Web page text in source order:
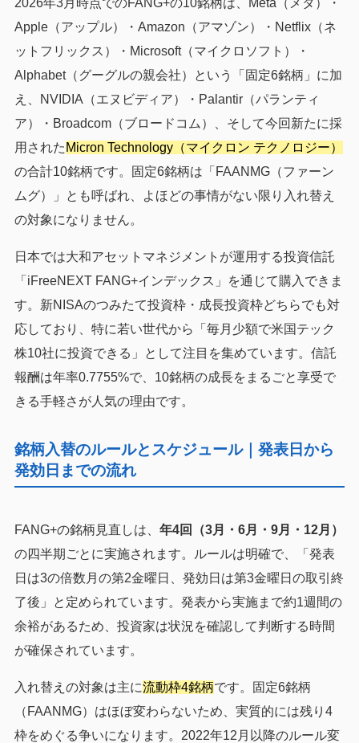
2026年3月時点でのFANG+の10銘柄は、Meta（メタ）・
Apple（アップル）・Amazon（アマゾン）・Netflix（ネ
ットフリックス）・Microsoft（マイクロソフト）・
Alphabet（グーグルの親会社）という「固定6銘柄」に加
え、NVIDIA（エヌビディア）・Palantir（パランティ
ア）・Broadcom（ブロードコム）、そして今回新たに採
用された Micron Technology（マイクロン テクノロジー）
の合計10銘柄です。固定6銘柄は「FAANMG（ファーン
ムグ）」とも呼ばれ、よほどの事情がない限り入れ替え
の対象になりません。
日本では大和アセットマネジメントが運用する投資信託
「iFreeNEXT FANG+インデックス」を通じて購入できま
す。新NISAのつみたて投資枠・成長投資枠どちらでも対
応しており、特に若い世代から「毎月少額で米国テック
株10社に投資できる」として注目を集めています。信託
報酬は年率0.7755%で、10銘柄の成長をまるごと享受で
きる手軽さが人気の理由です。
銘柄入替のルールとスケジュール｜発表日から
発効日までの流れ
FANG+の銘柄見直しは、 年4回（3月・6月・9月・12月）
の四半期ごとに実施されます。ルールは明確で、「発表
日は3の倍数月の第2金曜日、発効日は第3金曜日の取引終
了後」と定められています。発表から実施まで約1週間の
余裕があるため、投資家は状況を確認して判断する時間
が確保されています。
入れ替えの対象は主に流動枠4銘柄です。固定6銘柄
（FAANMG）はほぼ変わらないため、実質的には残り4
枠をめぐる争いになります。2022年12月以降のルール変